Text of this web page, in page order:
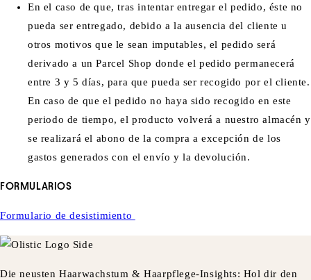
En el caso de que, tras intentar entregar el pedido, éste no
pueda ser entregado, debido a la ausencia del cliente u
otros motivos que le sean imputables, el pedido será
derivado a un Parcel Shop donde el pedido permanecerá
entre 3 y 5 días, para que pueda ser recogido por el cliente.
En caso de que el pedido no haya sido recogido en este
periodo de tiempo, el producto volverá a nuestro almacén y
se realizará el abono de la compra a excepción de los
gastos generados con el envío y la devolución.
FORMULARIOS
Formulario de desistimiento
Die neusten Haarwachstum & Haarpflege-Insights: Hol dir den